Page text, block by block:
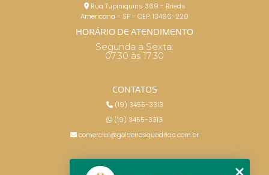
Rua Tupiniquins 369 - Brieds
Americana - SP - CEP: 13466-220
HORÁRIO DE ATENDIMENTO
Segunda a Sexta:
07:30 às 17:30
CONTATOS
(19) 3455-3313
(19) 3455-3313
comercial@goldenesquadrias.com.br